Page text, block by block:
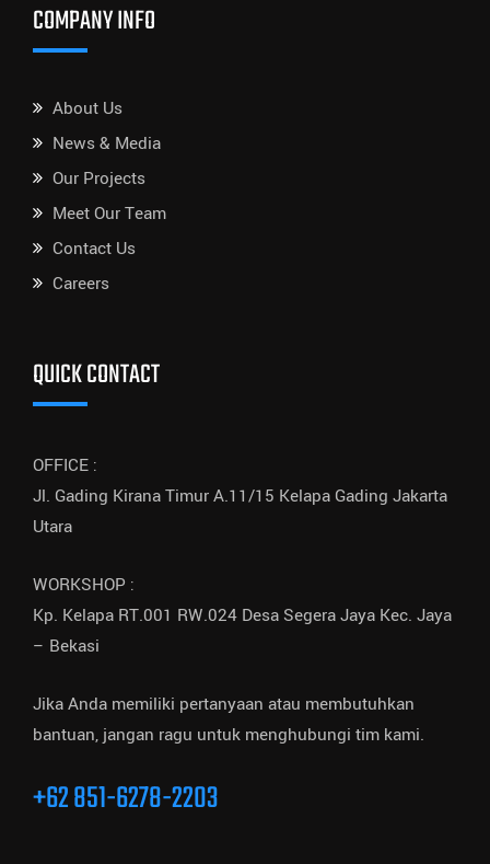
COMPANY INFO
About Us
News & Media
Our Projects
Meet Our Team
Contact Us
Careers
QUICK CONTACT
OFFICE :
Jl. Gading Kirana Timur A.11/15 Kelapa Gading Jakarta
Utara
WORKSHOP :
Kp. Kelapa RT.001 RW.024 Desa Segera Jaya Kec. Jaya
– Bekasi
Jika Anda memiliki pertanyaan atau membutuhkan
bantuan, jangan ragu untuk menghubungi tim kami.
+62 851-6278-2203